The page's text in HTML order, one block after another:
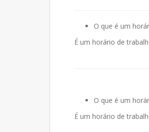
O que é um
É um horário de
O que é um
É um horário de